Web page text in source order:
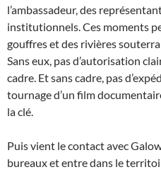
l’ambassadeur, des
institutionnels. Ces moments
gouffres et des rivières
Sans eux, pas d’autorisation
cadre. Et sans cadre, pas
tournage d’un film
la clé.
Puis vient le contact avec
bureaux et entre dans le